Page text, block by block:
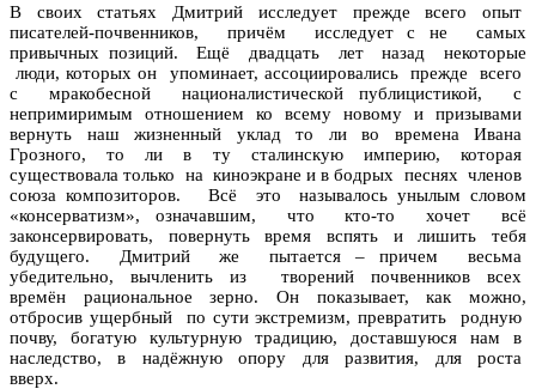
В своих статьях Дмитрий исследует прежде всего опыт
писателей-почвенников, причём исследует с не самых
привычных позиций. Ещё двадцать лет назад некоторые
люди, которых он упоминает, ассоциировались прежде всего
с мракобесной националистической публицистикой, с
непримиримым отношением ко всему новому и призывами
вернуть наш жизненный уклад то ли во времена Ивана
Грозного, то ли в ту сталинскую империю, которая
существовала только на киноэкране и в бодрых песнях членов
союза композиторов. Всё это называлось унылым словом
«консерватизм», означавшим, что кто-то хочет всё
законсервировать, повернуть время вспять и лишить тебя
будущего. Дмитрий же пытается – причем весьма
убедительно, вычленить из творений почвенников всех
времён рациональное зерно. Он показывает, как можно,
отбросив ущербный по сути экстремизм, превратить родную
почву, богатую культурную традицию, доставшуюся нам в
наследство, в надёжную опору для развития, для роста
вверх.